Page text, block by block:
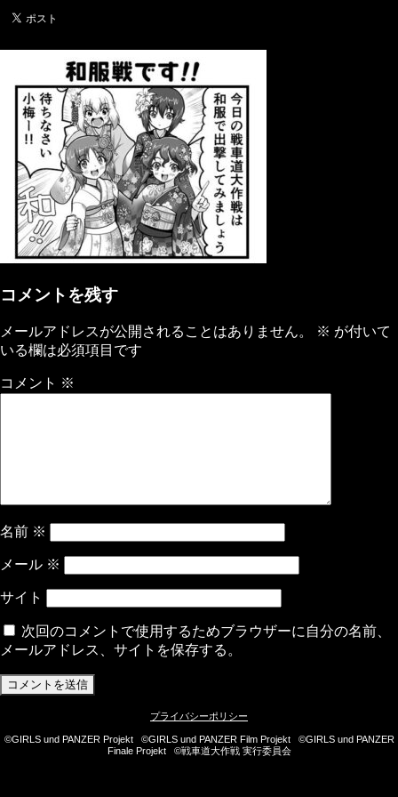
コメントを残す
メールアドレスが公開されることはありません。 ※ が付いて
いる欄は必須項目です
コメント ※
名前 ※
メール ※
サイト
次回のコメントで使用するためブラウザーに自分の名前、
メールアドレス、サイトを保存する。
プライバシーポリシー
©GIRLS und PANZER Projekt ©GIRLS und PANZER Film Projekt ©GIRLS und PANZER
Finale Projekt ©戦車道大作戦 実行委員会